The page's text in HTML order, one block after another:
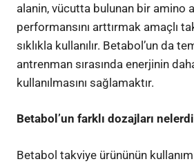
alanin, vücutta bulunan bir amino
performansını arttırmak amaçlı
sıklıkla kullanılır. Betabol’un da
antrenman sırasında enerjinin
kullanılmasını sağlamaktır.
Betabol’un farklı dozajları
Betabol takviye ürününün